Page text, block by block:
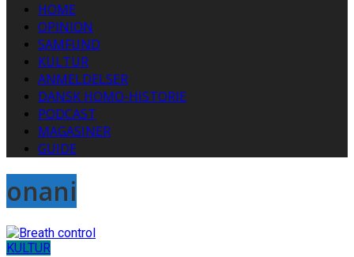
HOME
OPINION
SAMFUND
KULTUR
ANMELDELSER
DANSK HOMO-HISTORIE
PODCAST
MAGASINER
GUIDE
onani
KULTUR